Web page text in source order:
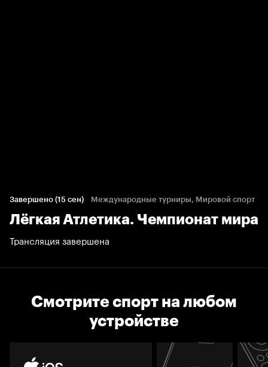
Завершено (15 сен) Международные турниры, Мировой спорт
Лёгкая Атлетика. Чемпионат мира
Трансляция завершена
Смотрите спорт на любом
устройстве